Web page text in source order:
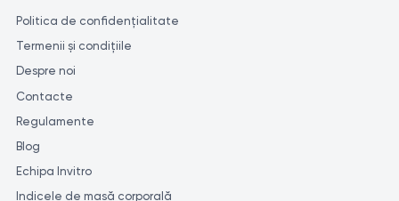
Politica de confidențialitate
Termenii și condițiile
Despre noi
Contacte
Regulamente
Blog
Echipa Invitro
Indicele de masă corporală